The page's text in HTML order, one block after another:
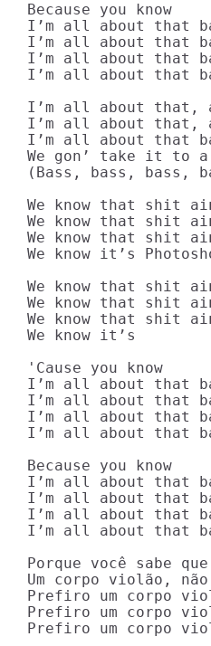
Because you know
I’m all about that
I’m all about that
I’m all about that
I’m all about that
I’m all about that,
I’m all about that,
I’m all about that
We gon’ take it to a
(Bass, bass, bass,
We know that shit
We know that shit
We know that shit
We know it’s
We know that shit
We know that shit
We know that shit
We know it’s
'Cause you know
I’m all about that
I’m all about that
I’m all about that
I’m all about that
Because you know
I’m all about that
I’m all about that
I’m all about that
I’m all about that
Porque você sabe
Um corpo violão,
Prefiro um corpo
Prefiro um corpo
Prefiro um corpo